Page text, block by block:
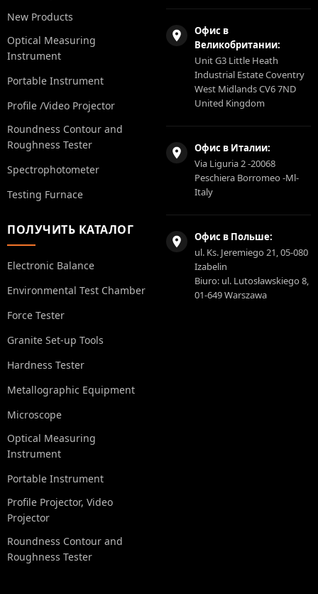
New Products
Optical Measuring
Instrument
Portable Instrument
Profile /Video Projector
Roundness Contour and
Roughness Tester
Spectrophotometer
Testing Furnace
ПОЛУЧИТЬ КАТАЛОГ
Electronic Balance
Environmental Test Chamber
Force Tester
Granite Set-up Tools
Hardness Tester
Metallographic Equipment
Microscope
Optical Measuring
Instrument
Portable Instrument
Profile Projector, Video
Projector
Roundness Contour and
Roughness Tester
Офис в
Великобритании:
Unit G3 Little Heath
Industrial Estate Coventry
West Midlands CV6 7ND
United Kingdom
Офис в Италии:
Via Liguria 2 -20068
Peschiera Borromeo -Ml-
Italy
Офис в Польше:
ul. Ks. Jeremiego 21, 05-080
Izabelin
Biuro: ul. Lutosławskiego 8,
01-649 Warszawa